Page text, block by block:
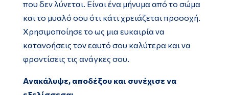
που δεν λύνεται. Είναι ένα μήνυμα από το σώμα
και το μυαλό σου ότι κάτι χρειάζεται προσοχή.
Χρησιμοποίησε το ως μια ευκαιρία να
κατανοήσεις τον εαυτό σου καλύτερα και να
φροντίσεις τις ανάγκες σου.
Ανακάλυψε, αποδέξου και συνέχισε να